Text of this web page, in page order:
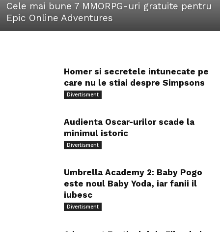
Cele mai bune 7 MMORPG-uri gratuite pentru
Epic Online Adventures
Homer si secretele intunecate pe
care nu le stiai despre Simpsons
Divertisment
Audienta Oscar-urilor scade la
minimul istoric
Divertisment
Umbrella Academy 2: Baby Pogo
este noul Baby Yoda, iar fanii il
iubesc
Divertisment